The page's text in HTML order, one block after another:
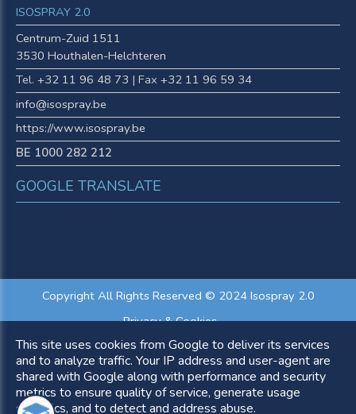
ISOSPRAY 2.0
Centrum-Zuid 1511
3530 Houthalen-Helchteren
Tel. +32 11 96 48 73 | Fax +32 11 96 59 34
info@isospray.be
https://www.isospray.be​​​​​​​
BE 1000 282 212
GOOGLE TRANSLATE
Copyright All Rights Reserved © 2024 Isospray 2.0
Privacy & Cookies
Algemene Voorwaarden
UP-TO-DATE WebDesign
This site uses cookies from Google to deliver its services
and to analyze traffic. Your IP address and user-agent are
shared with Google along with performance and security
metrics to ensure quality of service, generate usage
statistics, and to detect and address abuse.